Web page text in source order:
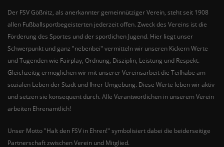
Der FSV Gößnitz, als anerkannter gemeinnütziger Verein, steht seit 1908
allen Fußballsportbegeisterten jederzeit offen. Zweck des Vereins ist die
Förderung des Sportes und der sportlichen Jugend. Hier liegt unser
Schwerpunkt und ganz "nebenbei" vermitteln wir unseren Kickern Werte
und Tugenden wie Fairplay, Ordnung, Disziplin, Leistung und Respekt.
Gleichzeitig ermöglichen wir mit unserer Vereinsarbeit die Teilhabe am
sozialen Leben der Stadt und Ihrer Umgebung. Diese Werte leben wir aktiv
und setzen sie konsequent durch. Alle Verantwortlichen in unserem Verein
arbeiten Ehrenamtlich!
Unser Motto "Halt den FSV in Ehren!" symbolisiert dabei die beiderseitige
Partnerschaft zwischen Verein und Mitglied.